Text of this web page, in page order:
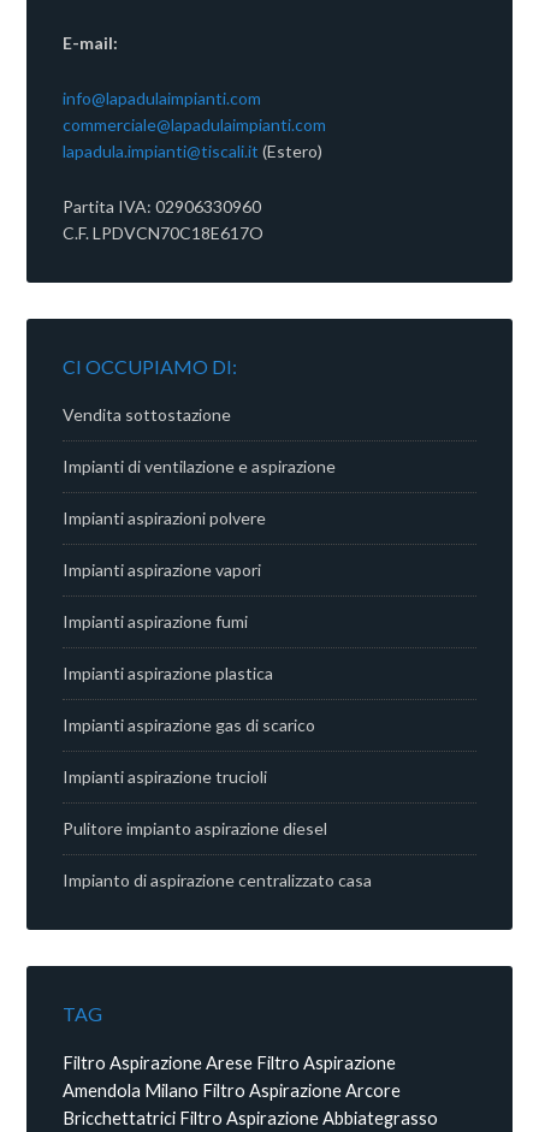
E-mail:
info@lapadulaimpianti.com
commerciale@lapadulaimpianti.com
lapadula.impianti@tiscali.it (Estero)
Partita IVA: 02906330960
C.F. LPDVCN70C18E617O
CI OCCUPIAMO DI:
Vendita sottostazione
Impianti di ventilazione e aspirazione
Impianti aspirazioni polvere
Impianti aspirazione vapori
Impianti aspirazione fumi
Impianti aspirazione plastica
Impianti aspirazione gas di scarico
Impianti aspirazione trucioli
Pulitore impianto aspirazione diesel
Impianto di aspirazione centralizzato casa
TAG
Filtro Aspirazione Arese Filtro Aspirazione
Amendola Milano Filtro Aspirazione Arcore
Bricchettatrici Filtro Aspirazione Abbiategrasso